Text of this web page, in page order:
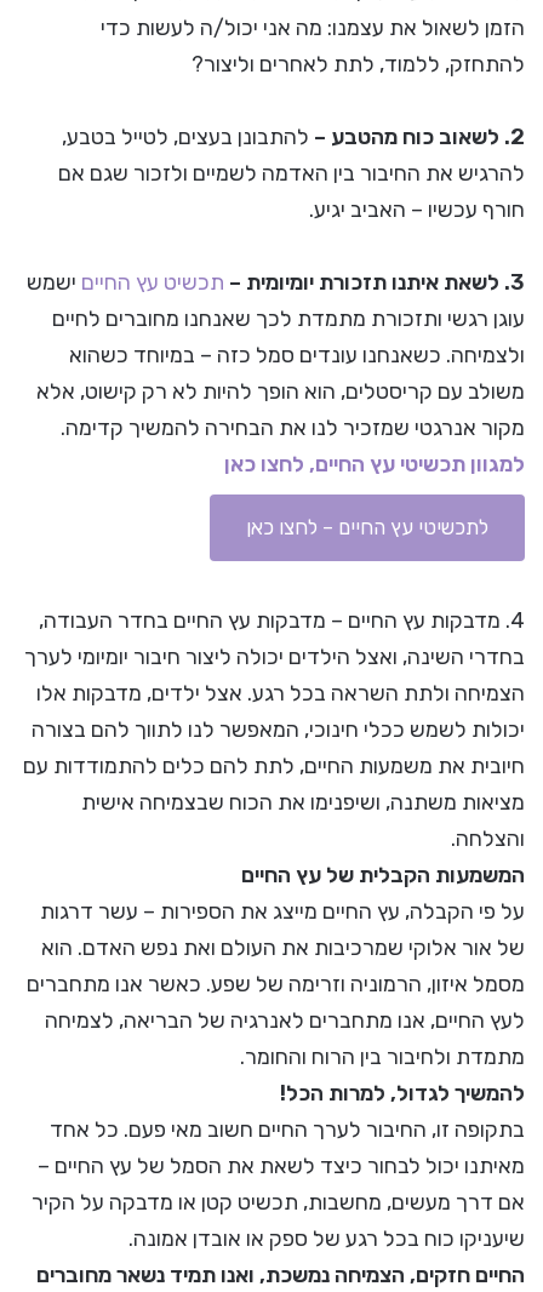
הזמן לשאול את עצמנו: מה אני יכול/ה לעשות כדי
להתחזק, ללמוד, לתת לאחרים וליצור?
2. לשאוב כוח מהטבע –
להתבונן בעצים, לטייל בטבע,
להרגיש את החיבור בין האדמה לשמיים ולזכור שגם אם
חורף עכשיו – האביב יגיע.
3. לשאת איתנו תזכורת יומיומית – תכשיט עץ החיים ישמש
עוגן רגשי ותזכורת מתמדת לכך שאנחנו מחוברים לחיים
ולצמיחה. כשאנחנו עונדים סמל כזה – במיוחד כשהוא
משולב עם קריסטלים, הוא הופך להיות לא רק קישוט, אלא
מקור אנרגטי שמזכיר לנו את הבחירה להמשיך קדימה.
למגוון תכשיטי עץ החיים, לחצו כאן
לתכשיטי עץ החיים – לחצו כאן
4. מדבקות עץ החיים – מדבקות עץ החיים בחדר העבודה,
בחדרי השינה, ואצל הילדים יכולה ליצור חיבור יומיומי לערך
הצמיחה ולתת השראה בכל רגע. אצל ילדים, מדבקות אלו
יכולות לשמש ככלי חינוכי, המאפשר לנו לתווך להם בצורה
חיובית את משמעות החיים, לתת להם כלים להתמודדות עם
מציאות משתנה, ושיפנימו את הכוח שבצמיחה אישית
והצלחה.
המשמעות הקבלית של עץ החיים
על פי הקבלה, עץ החיים מייצג את הספירות – עשר דרגות
של אור אלוקי שמרכיבות את העולם ואת נפש האדם. הוא
מסמל איזון, הרמוניה וזרימה של שפע. כאשר אנו מתחברים
לעץ החיים, אנו מתחברים לאנרגיה של הבריאה, לצמיחה
מתמדת ולחיבור בין הרוח והחומר.
להמשיך לגדול, למרות הכל!
בתקופה זו, החיבור לערך החיים חשוב מאי פעם. כל אחד
מאיתנו יכול לבחור כיצד לשאת את הסמל של עץ החיים –
אם דרך מעשים, מחשבות, תכשיט קטן או מדבקה על הקיר
שיעניקו כוח בכל רגע של ספק או אובדן אמונה.
החיים חזקים, הצמיחה נמשכת, ואנו תמיד נשאר מחוברים